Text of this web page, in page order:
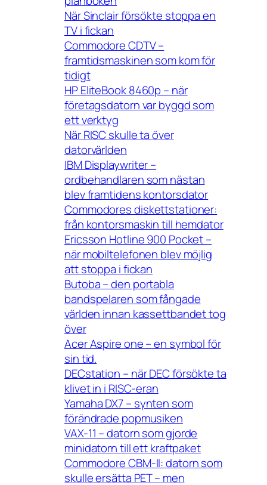
När Sinclair försökte stoppa en
TV i fickan
Commodore CDTV –
framtidsmaskinen som kom för
tidigt
HP EliteBook 8460p – när
företagsdatorn var byggd som
ett verktyg
När RISC skulle ta över
datorvärlden
IBM Displaywriter –
ordbehandlaren som nästan
blev framtidens kontorsdator
Commodores diskettstationer:
från kontorsmaskin till hemdator
Ericsson Hotline 900 Pocket –
när mobiltelefonen blev möjlig
att stoppa i fickan
Butoba – den portabla
bandspelaren som fångade
världen innan kassettbandet tog
över
Acer Aspire one – en symbol för
sin tid.
DECstation – när DEC försökte ta
klivet in i RISC-eran
Yamaha DX7 – synten som
förändrade popmusiken
VAX-11 – datorn som gjorde
minidatorn till ett kraftpaket
Commodore CBM-II: datorn som
skulle ersätta PET – men